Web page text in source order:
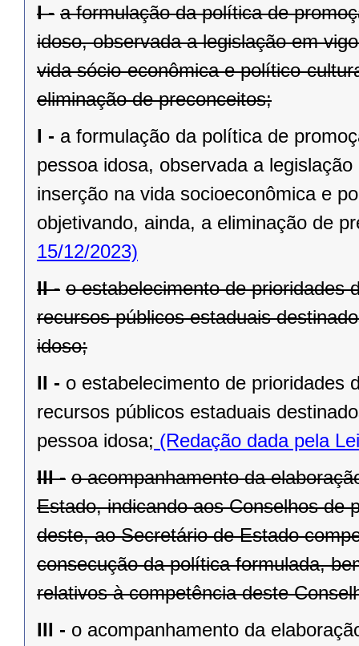
I - a formulação da política de
idoso, observada a legislação em
vida sócio-econômica e político-
eliminação de preconceitos;
I - a formulação da política de
pessoa idosa, observada a
inserção na vida socioeconômica e
objetivando, ainda, a eliminação de
15/12/2023)
II - o estabelecimento de prioridades
recursos públicos estaduais
idoso;
II - o estabelecimento de prioridades
recursos públicos estaduais
pessoa idosa; (Redação dada pela
III - o acompanhamento da
Estado, indicando aos Conselhos de
deste, ao Secretário de Estado
consecução da política formulada,
relativos à competência deste
III - o acompanhamento da